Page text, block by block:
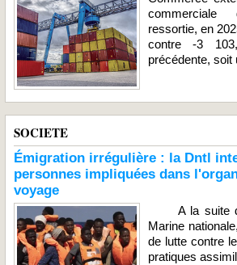
ressortie, en
contre -3
précédente, soit
SOCIETE
Émigration irrégulière : la Dntl
personnes impliquées dans
voyage
A la suite
Marine
de lutte contre
pratiques